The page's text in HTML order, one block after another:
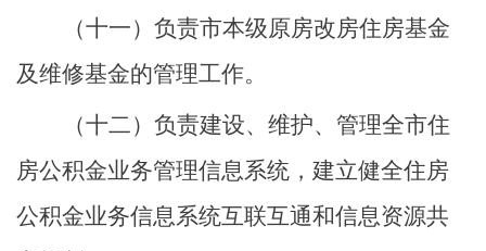
（十一）负责市本级原房改房住房基金
及维修基金的管理工作。
（十二）负责建设、维护、管理全市住
房公积金业务管理信息系统，建立健全住房
公积金业务信息系统互联互通和信息资源共